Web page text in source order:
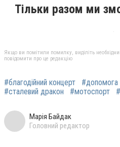
Тільки разом ми
Якщо ви помітили помилку, виділіть
повідомити про це редакцію
#благодійний концерт #допомога
#сталевий дракон
#мотоспорт
Марія Байдак
Головний редактор